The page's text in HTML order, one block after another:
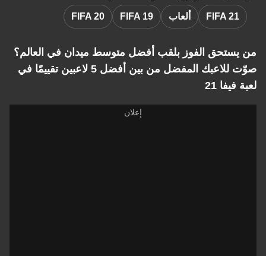
FIFA 21 ألعاب FIFA 19
FIFA 20
من يستحق الفوز بلقب أفضل متوسط ميدان في العالم؟
صوّت للاعبك المفضل من بين أفضل 5 لاعبين تقييمًا في
لعبة فيفا 21